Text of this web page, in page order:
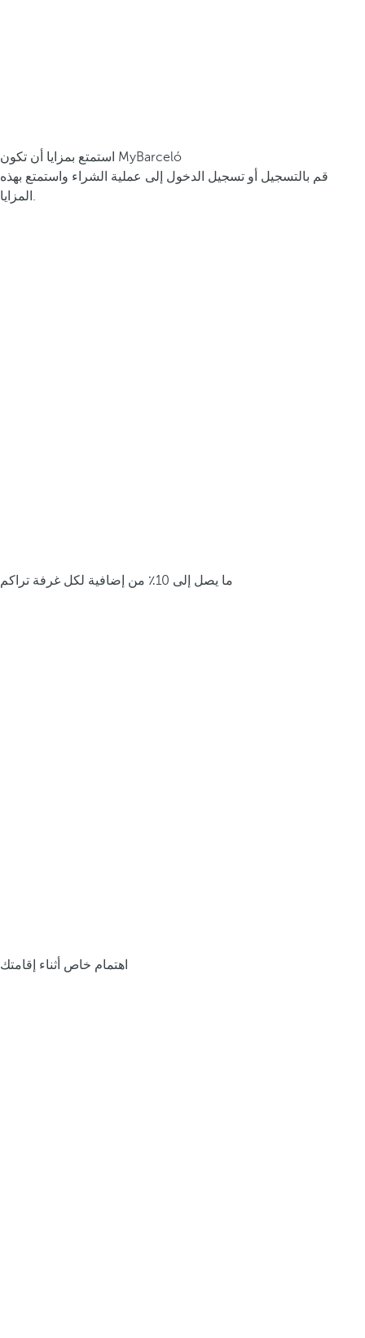
استمتع بمزايا أن تكون MyBarceló
قم بالتسجيل أو تسجيل الدخول إلى عملية الشراء واستمتع بهذه
المزايا.
ما يصل إلى 10٪ من إضافية لكل غرفة تراكم
اهتمام خاص أثناء إقامتك